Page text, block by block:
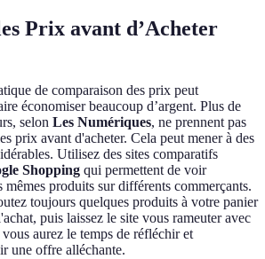
Prix avant d’Acheter
de comparaison des prix peut
économiser beaucoup d’argent. Plus de
selon Les Numériques, ne prennent pas
prix avant d'acheter. Cela peut mener à des
Utilisez des sites comparatifs
Shopping qui permettent de voir
mêmes produits sur différents commerçants.
toujours quelques produits à votre panier
puis laissez le site vous rameuter avec
aurez le temps de réfléchir et
une offre alléchante.